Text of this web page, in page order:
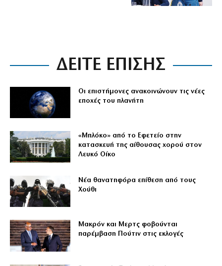
ΔΕΙΤΕ ΕΠΙΣΗΣ
Οι επιστήμονες ανακοινώνουν τις νέες
εποχές του πλανήτη
«Μπλόκο» από το Εφετείο στην
κατασκευή της αίθουσας χορού στον
Λευκό Οίκο
Νέα θανατηφόρα επίθεση από τους
Χούθι
Μακρόν και Μερτς φοβούνται
παρέμβαση Πούτιν στις εκλογές